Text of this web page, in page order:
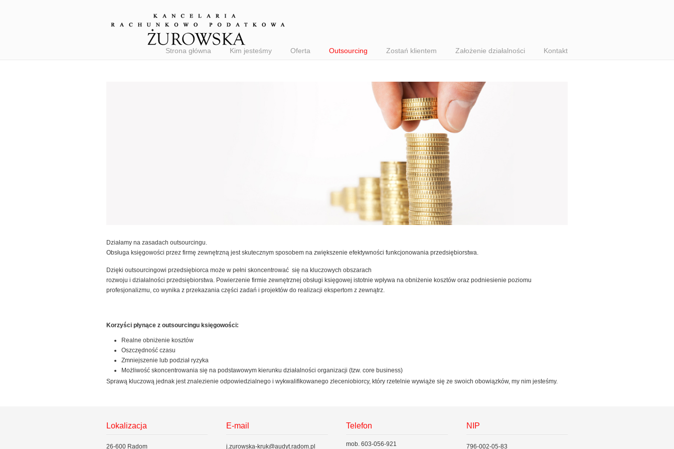
Strona główna Kim jesteśmy Oferta Outsourcing Zostań klientem Założenie działalności Kontakt
Działamy na zasadach outsourcingu.
Obsługa księgowości przez firmę zewnętrzną jest skutecznym sposobem na zwiększenie efektywności funkcjonowania przedsiębiorstwa.
Dzięki outsourcingowi przedsiębiorca może w pełni skoncentrować się na kluczowych obszarach
rozwoju i działalności przedsiębiorstwa. Powierzenie firmie zewnętrznej obsługi księgowej istotnie wpływa na obniżenie kosztów oraz podniesienie poziomu
profesjonalizmu, co wynika z przekazania części zadań i projektów do realizacji ekspertom z zewnątrz.
Korzyści płynące z outsourcingu księgowości:
Realne obniżenie kosztów
Oszczędność czasu
Zmniejszenie lub podział ryzyka
Możliwość skoncentrowania się na podstawowym kierunku działalności organizacji (tzw. core business)
Sprawą kluczową jednak jest znalezienie odpowiedzialnego i wykwalifikowanego zleceniobiorcy, który rzetelnie wywiąże się ze swoich obowiązków, my nim jesteśmy.
Lokalizacja
26-600 Radom
E-mail
j.zurowska-kruk@audyt.radom.pl
Telefon
mob. 603-056-921
NIP
796-002-05-83